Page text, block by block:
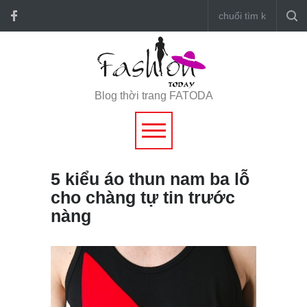
Blog thời trang FATODA
5 kiểu áo thun nam ba lỗ
cho chàng tự tin trước
nàng